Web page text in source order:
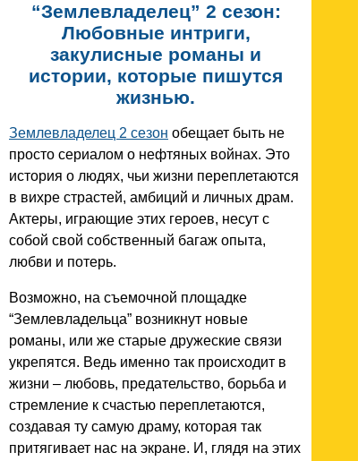
“Землевладелец” 2 сезон:
Любовные интриги,
закулисные романы и
истории, которые пишутся
жизнью.
Землевладелец 2 сезон обещает быть не
просто сериалом о нефтяных войнах. Это
история о людях, чьи жизни переплетаются
в вихре страстей, амбиций и личных драм.
Актеры, играющие этих героев, несут с
собой свой собственный багаж опыта,
любви и потерь.
Возможно, на съемочной площадке
“Землевладельца” возникнут новые
романы, или же старые дружеские связи
укрепятся. Ведь именно так происходит в
жизни – любовь, предательство, борьба и
стремление к счастью переплетаются,
создавая ту самую драму, которая так
притягивает нас на экране. И, глядя на этих